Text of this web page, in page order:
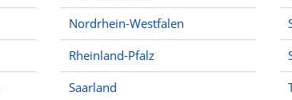
Nordrhein-Westfalen
Rheinland-Pfalz
Saarland